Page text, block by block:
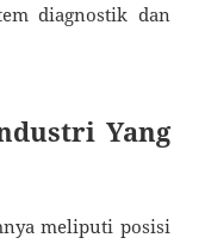
diagnostik dan
Yang
meliputi posisi